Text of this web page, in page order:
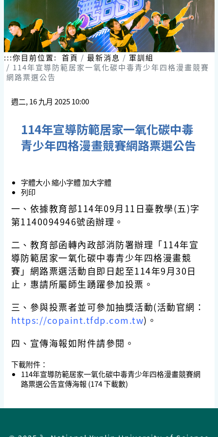
:::你目前位置: 首頁 最新消息
軍訓組
114年宣導防範居家一氧化碳中毒青少年四格漫畫競賽
網路票選公告
週二, 16 九月 2025 10:00
114年宣導防範居家一氧化碳中毒
青少年四格漫畫競賽網路票選公告
字體大小縮小字體加大字體
列印
一、依據教育部114年09月11日臺教學(五)字
第1140094946號函辦理。
二、教育部函轉內政部消防署辦理「114年宣
導防範居家一氧化碳中毒青少年四格漫畫競
賽」網路票選活動自即日起至114年9月30日
止，惠請所屬師生踴躍參加投票。
三、參與投票者並可參加抽獎活動(活動官網：
https://copaint.tfdp.com.tw)。
四、宣傳海報如附件請參閱。
下載附件：
114年宣導防範居家一氧化碳中毒青少年四格漫畫競賽網
路票選公告宣傳海報 (174 下載數)